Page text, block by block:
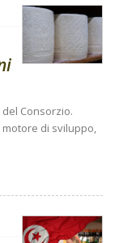
Consorzio.
di sviluppo,